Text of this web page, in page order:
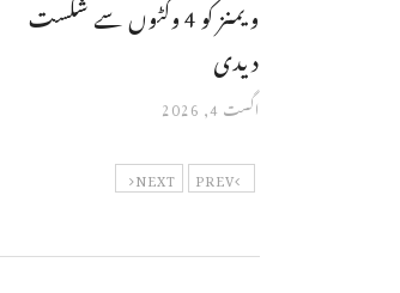
ویمنز کو 4 وکٹوں سے شکست
دیدی
اگست 4, 2026
PREV
NEXT